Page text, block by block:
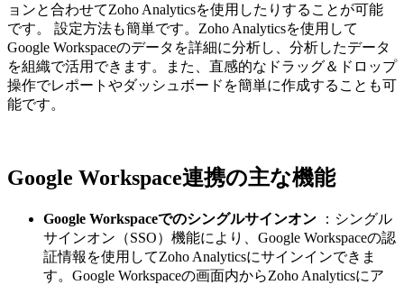
ョンと合わせてZoho Analyticsを使用したりすることが可能
です。 設定方法も簡単です。Zoho Analyticsを使用して
Google Workspaceのデータを詳細に分析し、分析したデータ
を組織で活用できます。また、直感的なドラッグ＆ドロップ
操作でレポートやダッシュボードを簡単に作成することも可
能です。
Google Workspace連携の主な機能
Google Workspaceでのシングルサインオン
：シングル
サインオン（SSO）機能により、Google Workspaceの認
証情報を使用してZoho Analyticsにサインインできま
す。Google Workspaceの画面内からZoho Analyticsにア